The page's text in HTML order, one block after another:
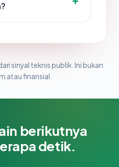
sinyal teknis publik. Ini bukan
atau finansial.
berikutnya
detik.